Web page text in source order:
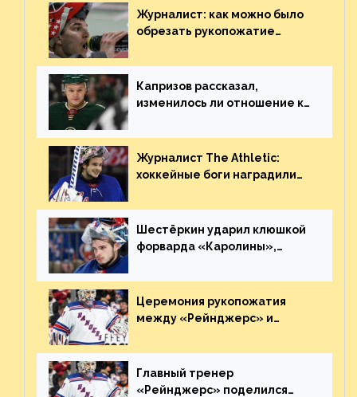
Журналист: как можно было
обрезать рукопожатие
Плохая работа, ESPN
Капризов рассказал,
изменилось ли отношение к
Украине
Журналист The Athletic:
хоккейные боги наградили
великолепную игру
Шестёркин ударил клюшкой
форварда «Каролины»,
пятаке. Видео
Церемония рукопожатия
между «Рейнджерс» и
матча плей-офф. Видео
Главный тренер
«Рейнджерс» поделился